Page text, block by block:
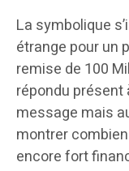
La symbolique
étrange pour un
remise de 100
répondu présent
message mais
montrer
encore fort